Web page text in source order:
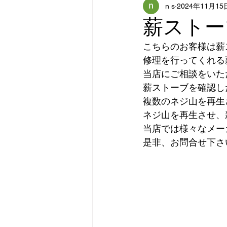
薪スト
n s 2024年11月15
こちらのお客様は
修理を行ってくれ
当店にご相談をい
薪ストーブを確認
複数のネジ山を再
ネジ山を再生させ
当店では様々なメ
是非、お問合せ下